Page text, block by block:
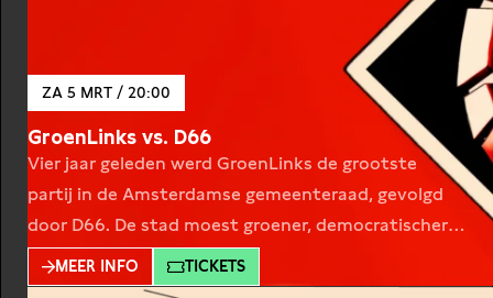
ZA 5 MRT / 20:00
GroenLinks vs. D66
Vier jaar geleden werd GroenLinks de grootste
partij in de Amsterdamse gemeenteraad, gevolgd
door D66. De stad moest groener, democratischer
en eerlijker. Wat is daarvan terecht gekomen? In dit
1-op-1-debat spreken we beide partijen over wat er
MEER INFO TICKETS